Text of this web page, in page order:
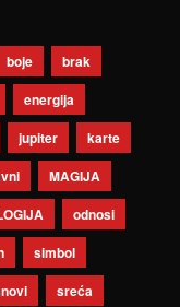
boje
brak
energija
jupiter
karte
MAGIJA
odnosi
simbol
sreća